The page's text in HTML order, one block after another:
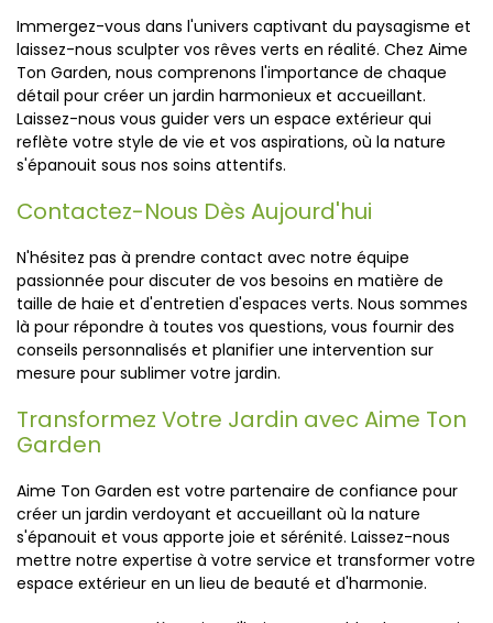
Immergez-vous dans l'univers captivant du paysagisme et
laissez-nous sculpter vos rêves verts en réalité. Chez Aime
Ton Garden, nous comprenons l'importance de chaque
détail pour créer un jardin harmonieux et accueillant.
Laissez-nous vous guider vers un espace extérieur qui
reflète votre style de vie et vos aspirations, où la nature
s'épanouit sous nos soins attentifs.
Contactez-Nous Dès Aujourd'hui
N'hésitez pas à prendre contact avec notre équipe
passionnée pour discuter de vos besoins en matière de
taille de haie et d'entretien d'espaces verts. Nous sommes
là pour répondre à toutes vos questions, vous fournir des
conseils personnalisés et planifier une intervention sur
mesure pour sublimer votre jardin.
Transformez Votre Jardin avec Aime Ton
Garden
Aime Ton Garden est votre partenaire de confiance pour
créer un jardin verdoyant et accueillant où la nature
s'épanouit et vous apporte joie et sérénité. Laissez-nous
mettre notre expertise à votre service et transformer votre
espace extérieur en un lieu de beauté et d'harmonie.